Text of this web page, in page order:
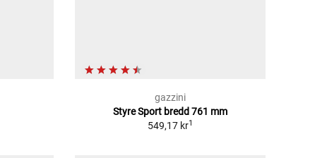
gazzini
Styre Sport bredd 761 mm
549,17 kr1